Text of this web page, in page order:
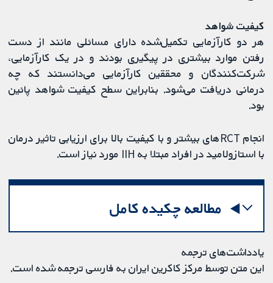
کیفیت شواهد
هر دو کارآزمایی تکمیل‌شده دارای مسائلی مانند از دست
رفتن موارد بیشتری در پیگیری بودند و در یک کارآزمایی،
شرکت‌کنندگان و محققین کارآزمایی می‌دانستند که چه
درمانی دریافت می‌شود. بنابراین سطح کیفیت شواهد پائین
بود.
انجام RCTهای بیشتر و با کیفیت بالا برای ارزیابی تاثیر درمان
با استازولامید در افراد مبتلا به IIH مورد نیاز است.
مطالعه چکیده کامل
یادداشت‌های ترجمه
این متن توسط مرکز کاکرین ایران به فارسی ترجمه شده است.